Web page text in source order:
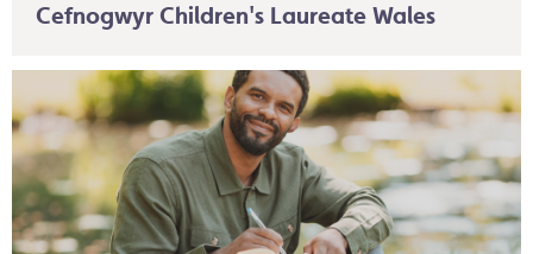
Cefnogwyr Children's Laureate Wales